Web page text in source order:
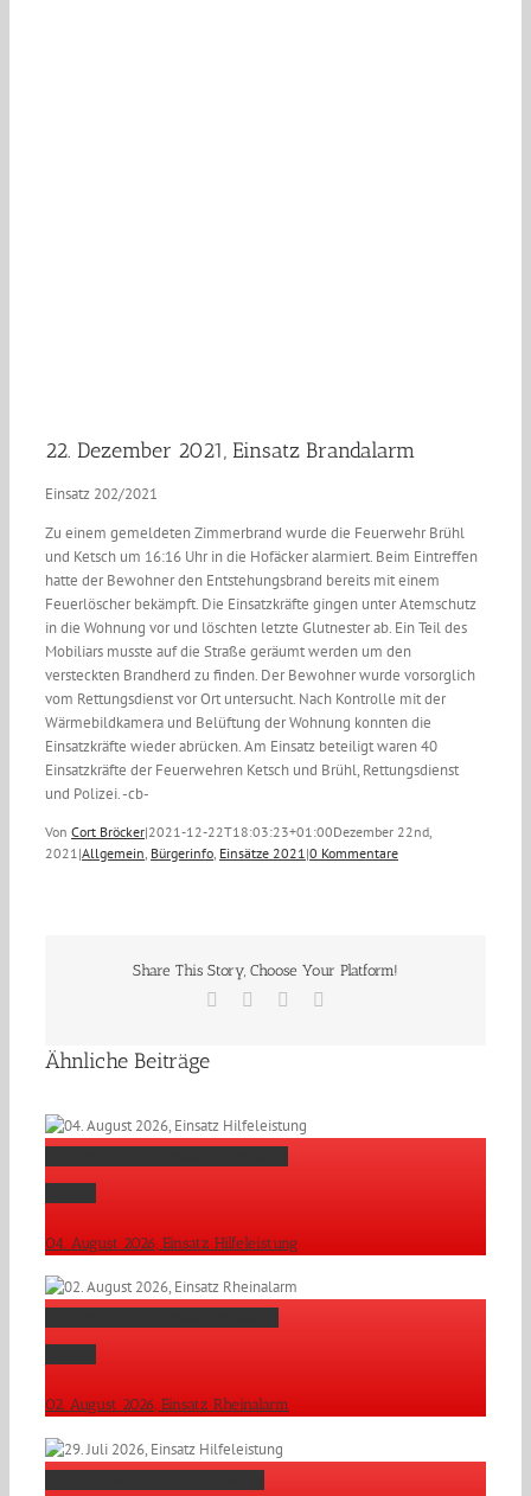
22. Dezember 2021, Einsatz Brandalarm
Einsatz 202/2021
Zu einem gemeldeten Zimmerbrand wurde die Feuerwehr Brühl
und Ketsch um 16:16 Uhr in die Hofäcker alarmiert. Beim Eintreffen
hatte der Bewohner den Entstehungsbrand bereits mit einem
Feuerlöscher bekämpft. Die Einsatzkräfte gingen unter Atemschutz
in die Wohnung vor und löschten letzte Glutnester ab. Ein Teil des
Mobiliars musste auf die Straße geräumt werden um den
versteckten Brandherd zu finden. Der Bewohner wurde vorsorglich
vom Rettungsdienst vor Ort untersucht. Nach Kontrolle mit der
Wärmebildkamera und Belüftung der Wohnung konnten die
Einsatzkräfte wieder abrücken. Am Einsatz beteiligt waren 40
Einsatzkräfte der Feuerwehren Ketsch und Brühl, Rettungsdienst
und Polizei. -cb-
Von Cort Bröcker|2021-12-22T18:03:23+01:00Dezember 22nd,
2021|Allgemein, Bürgerinfo, Einsätze 2021|0 Kommentare
Share This Story, Choose Your Platform!
Facebook
Ähnliche Beiträge
04. August 2026, Einsatz Hilfeleistung
02. August 2026, Einsatz Rheinalarm